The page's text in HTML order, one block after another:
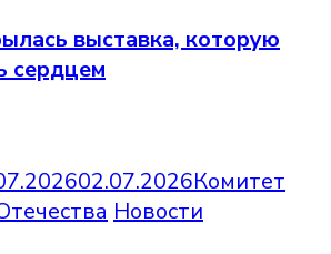
выставка, которую
сердцем
02.07.2026Комитет
Новости